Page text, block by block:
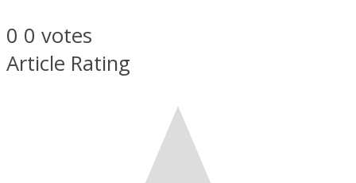
0 0 votes
Article Rating